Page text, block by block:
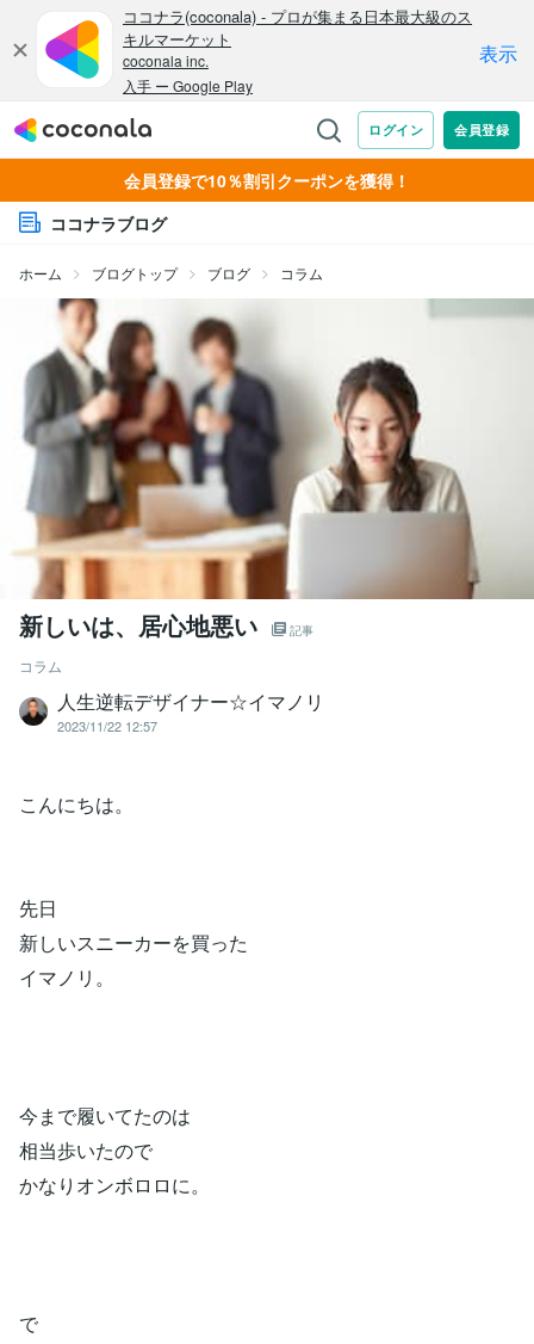
会員登録で10％割引クーポンを獲得！
ココナラブログ
ホーム ブログトップ ブログ コラム
新しいは、居心地悪い 記事
コラム
人生逆転デザイナー☆イマノリ
2023/11/22 12:57
こんにちは。
先日
新しいスニーカーを買った
イマノリ。
今まで履いてたのは
相当歩いたので
かなりオンボロロに。
で